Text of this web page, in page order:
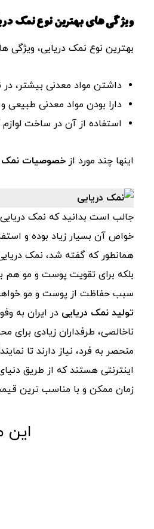
ویژگی های بهترین نوع نمک
بهترین نوع نمک دریایی، ویژگی
داشتن مواد معدنی بیشتر، در
دارا بودن مواد معدنی طبیعی
استفاده از آن در ساخت لوازم
اینها چند مورد از خصوصیات نمک
جالب است بدانید که نمک
خواص آن بسیار زیاد بوده و
همانطور که گفته شد، نمک دریایی
بلکه برای تقویت پوست و مو
سبب حفاظت از پوست و مو
تولید نمک دریایی در ایران به
ناخالصی، طرفداران زیادی
منحصر به فرد، نیاز دارند تا
اینترنتی هستند که از طریق
زمان ممکن و با مناسب ترین
این